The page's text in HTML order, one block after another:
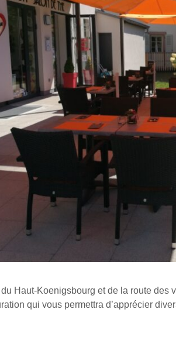
Haut-Koenigsbourg et de la route des
qui vous permettra d’apprécier